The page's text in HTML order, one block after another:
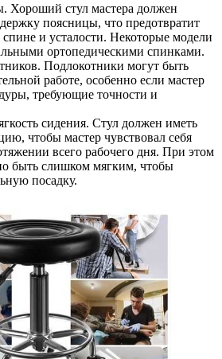
Хороший стул мастера должен
поясницы, что предотвратит
и усталости. Некоторые модели
ортопедическими спинками.
Подлокотники могут быть
работе, особенно если мастер
требующие точности и
сидения. Стул должен иметь
чтобы мастер чувствовал себя
всего рабочего дня. При этом
быть слишком мягким, чтобы
посадку.